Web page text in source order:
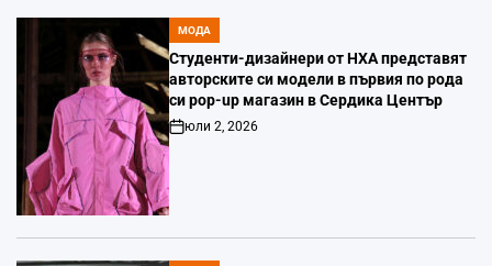
POSTED
IN
МОДА
Студенти-дизайнери от НХА представят
авторските си модели в първия по рода
си pop-up магазин в Сердика Център
Post
Date
юли 2, 2026